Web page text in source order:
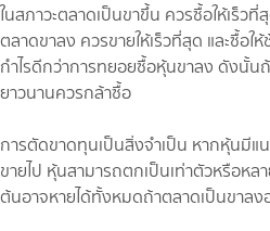
ในสภาวะตลาดเป็นขาขึ้น ควรซื้อให้เร็วที่
ตลาดขาลง ควรขายให้เร็วที่สุด และซื้อ
กำไรดีกว่าการทยอยซื้อหุ้นขาลง ดังนั้น
ยาวนานควรกล้าซื้อ
การตัดขาดทุนเป็นสิ่งจำเป็น หากหุ้นมีแ
ขายไป หุ้นสามารถตกเป็นเท่าตัวหรือหล
ต้นอาจหายได้ทั้งหมดถ้าตลาดเป็นขาลง